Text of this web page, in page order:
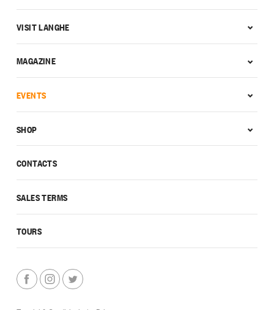
CONTACTS
SALES TERMS
TOURS
VISIT LANGHE
MAGAZINE
EVENTS
SHOP